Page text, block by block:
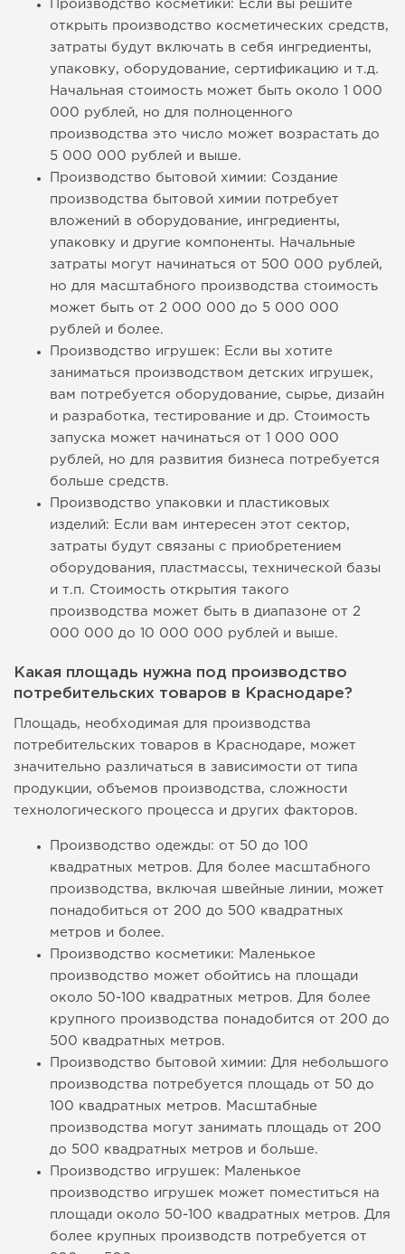
Производство косметики: Если вы решите
открыть производство косметических средств,
затраты будут включать в себя ингредиенты,
упаковку, оборудование, сертификацию и т.д.
Начальная стоимость может быть около 1 000
000 рублей, но для полноценного
производства это число может возрастать до
5 000 000 рублей и выше.
Производство бытовой химии: Создание
производства бытовой химии потребует
вложений в оборудование, ингредиенты,
упаковку и другие компоненты. Начальные
затраты могут начинаться от 500 000 рублей,
но для масштабного производства стоимость
может быть от 2 000 000 до 5 000 000
рублей и более.
Производство игрушек: Если вы хотите
заниматься производством детских игрушек,
вам потребуется оборудование, сырье, дизайн
и разработка, тестирование и др. Стоимость
запуска может начинаться от 1 000 000
рублей, но для развития бизнеса потребуется
больше средств.
Производство упаковки и пластиковых
изделий: Если вам интересен этот сектор,
затраты будут связаны с приобретением
оборудования, пластмассы, технической базы
и т.п. Стоимость открытия такого
производства может быть в диапазоне от 2
000 000 до 10 000 000 рублей и выше.
Какая площадь нужна под производство
потребительских товаров в Краснодаре?
Площадь, необходимая для производства
потребительских товаров в Краснодаре, может
значительно различаться в зависимости от типа
продукции, объемов производства, сложности
технологического процесса и других факторов.
Производство одежды: от 50 до 100
квадратных метров. Для более масштабного
производства, включая швейные линии, может
понадобиться от 200 до 500 квадратных
метров и более.
Производство косметики: Маленькое
производство может обойтись на площади
около 50-100 квадратных метров. Для более
крупного производства понадобится от 200 до
500 квадратных метров.
Производство бытовой химии: Для небольшого
производства потребуется площадь от 50 до
100 квадратных метров. Масштабные
производства могут занимать площадь от 200
до 500 квадратных метров и больше.
Производство игрушек: Маленькое
производство игрушек может поместиться на
площади около 50-100 квадратных метров. Для
более крупных производств потребуется от